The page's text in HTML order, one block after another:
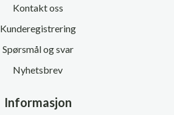
Kontakt oss
Kunderegistrering
Spørsmål og svar
Nyhetsbrev
Informasjon